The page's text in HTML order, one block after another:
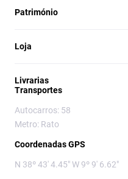
Património
Loja
Livrarias
Transportes
Autocarros: 58
Metro: Rato
Coordenadas GPS
N 38º 43' 4.45" W 9º 9' 6.62"